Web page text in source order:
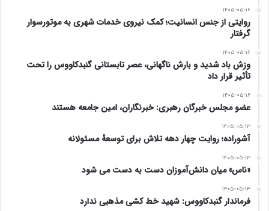
منبع – پایگاه خبری پریشهر
www.ulkamiz.ir
۱۴۰۵-۰۵-۱۶
روایتی از جنس انسانیت؛ کمک نیروی خدمات شهری به موتورسوار
گرفتار
۱۴۰۵-۰۵-۱۶
وزش باد شدید و بارش ناگهانی، عصر تابستانی گنبدکاووس را تحت
تأثیر قرار داد
۱۴۰۵-۰۵-۱۶
عضو مجلس خبرگان رهبری: خبرنگاران، امین جامعه هستند
۱۴۰۵-۰۵-۱۳
آشوراده؛ روایت چهار دهه تلاش برای توسعهٔ مسئولانه
۱۴۰۵-۰۵-۱۳
«ناس» میان دانش‌آموزان دست به دست می شود
۱۴۰۵-۰۵-۱۳
فرماندار گنبدکاووس: شهید خط کشی مذهبی ندارد